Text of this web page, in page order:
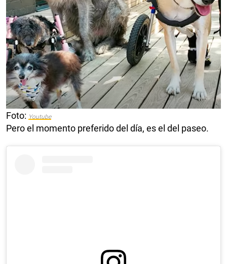
Foto: Youtube
Pero el momento preferido del día, es el del paseo.